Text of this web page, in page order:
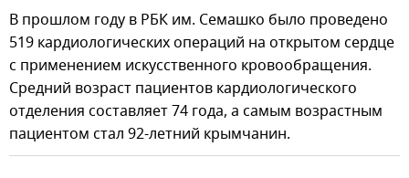
В прошлом году в РБК им. Семашко было проведено
519 кардиологических операций на открытом сердце
с применением искусственного кровообращения.
Средний возраст пациентов кардиологического
отделения составляет 74 года, а самым возрастным
пациентом стал 92-летний крымчанин.